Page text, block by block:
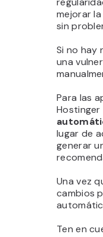
mejorar
sin
Si no hay
una
Para las
lugar de
generar
Una vez
cambios
Ten en